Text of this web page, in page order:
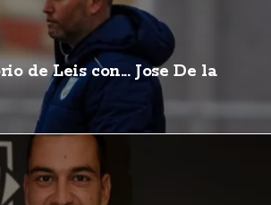
de Leis con... Jose De la